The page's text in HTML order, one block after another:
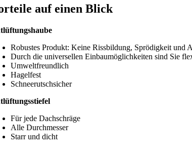
auf einen Blick
Robustes Produkt: Keine Rissbildung, Sprödigkeit und
Durch die universellen Einbaumöglichkeiten sind Sie
Umweltfreundlich
Hagelfest
Schneerutschsicher
Für jede Dachschräge
Alle Durchmesser
Starr und dicht